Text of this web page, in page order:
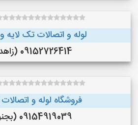
لوله و اتصالات تک لایه
09152726414 (زاهدان )
فروشگاه لوله و
09154919039 (بجنورد )